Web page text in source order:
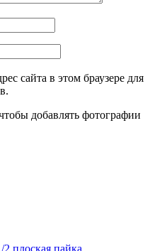
сайта в этом браузере для
добавлять фотографии